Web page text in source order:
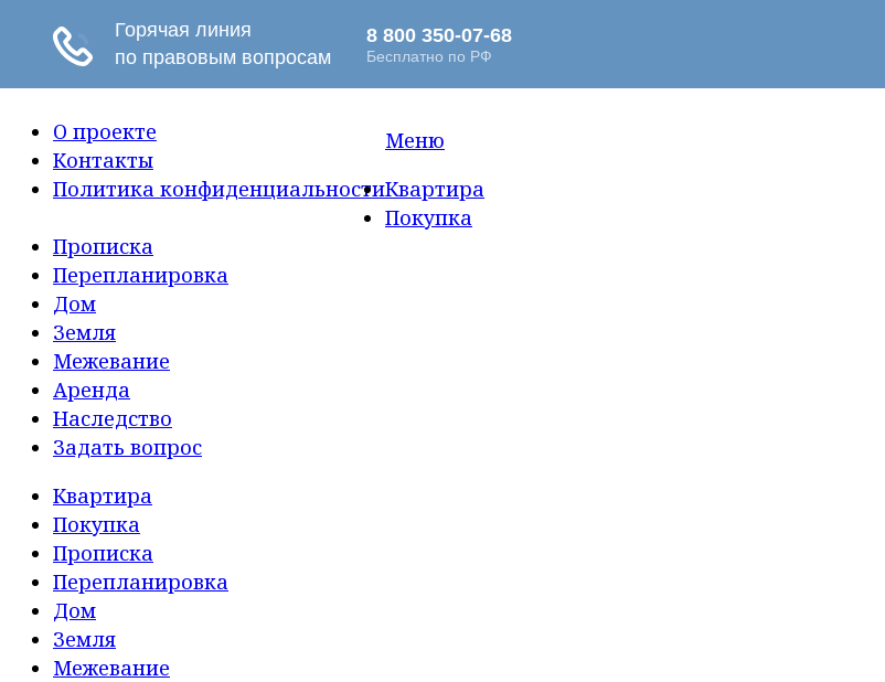
О проекте
Контакты
Политика конфиденциальности
Меню
Квартира
Покупка
Прописка
Перепланировка
Дом
Земля
Межевание
Аренда
Наследство
Задать вопрос
Квартира
Покупка
Прописка
Перепланировка
Дом
Земля
Межевание